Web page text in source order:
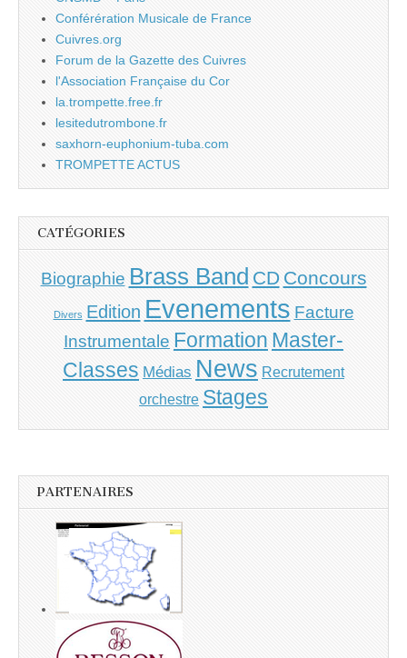
Conférération Musicale de France
Cuivres.org
Forum de la Gazette des Cuivres
l'Association Française du Cor
la.trompette.free.fr
lesitedutrombone.fr
saxhorn-euphonium-tuba.com
TROMPETTE ACTUS
CATÉGORIES
Biographie Brass Band CD Concours
Divers Edition Evenements Facture
Instrumentale Formation Master-
Classes Médias News Recrutement
orchestre Stages
PARTENAIRES